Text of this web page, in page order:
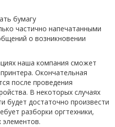
бумагу
частично напечатанными
о возникновении
наша компания сможет
Окончательная
после проведения
В некоторых случаях
будет достаточно произвести
разборки оргтехники,
элементов.